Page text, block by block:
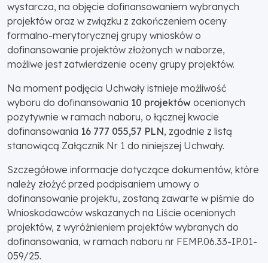
wystarcza, na objęcie dofinansowaniem wybranych
projektów oraz w związku z zakończeniem oceny
formalno-merytorycznej grupy wniosków o
dofinansowanie projektów złożonych w naborze,
możliwe jest zatwierdzenie oceny grupy projektów.
Na moment podjęcia Uchwały istnieje możliwość
wyboru do dofinansowania 10 projektów ocenionych
pozytywnie w ramach naboru, o łącznej kwocie
dofinansowania 16 777 055,57 PLN, zgodnie z listą
stanowiącą Załącznik Nr 1 do niniejszej Uchwały.
Szczegółowe informacje dotyczące dokumentów, które
należy złożyć przed podpisaniem umowy o
dofinansowanie projektu, zostaną zawarte w piśmie do
Wnioskodawców wskazanych na Liście ocenionych
projektów, z wyróżnieniem projektów wybranych do
dofinansowania, w ramach naboru nr FEMP.06.33-IP.01-
059/25.